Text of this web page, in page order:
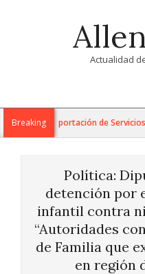
Actualidad
Navigation
MenuBreaking
para la Exportación de Servicios
Política:
detención por
infantil contra
“Autoridades
de Familia que
en región